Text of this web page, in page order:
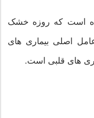
است که روزه خشک
اصلی بیماری های
های قلبی است.